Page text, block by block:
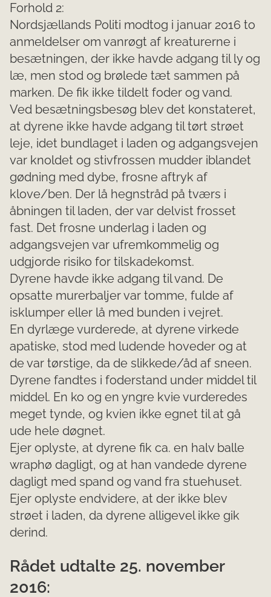
Forhold 2:
Nordsjællands Politi modtog i januar 2016 to
anmeldelser om vanrøgt af kreaturerne i
besætningen, der ikke havde adgang til ly og
læ, men stod og brølede tæt sammen på
marken. De fik ikke tildelt foder og vand.
Ved besætningsbesøg blev det konstateret,
at dyrene ikke havde adgang til tørt strøet
leje, idet bundlaget i laden og adgangsvejen
var knoldet og stivfrossen mudder iblandet
gødning med dybe, frosne aftryk af
klove/ben. Der lå hegnstråd på tværs i
åbningen til laden, der var delvist frosset
fast. Det frosne underlag i laden og
adgangsvejen var ufremkommelig og
udgjorde risiko for tilskadekomst.
Dyrene havde ikke adgang til vand. De
opsatte murerbaljer var tomme, fulde af
isklumper eller lå med bunden i vejret.
En dyrlæge vurderede, at dyrene virkede
apatiske, stod med ludende hoveder og at
de var tørstige, da de slikkede/åd af sneen.
Dyrene fandtes i foderstand under middel til
middel. En ko og en yngre kvie vurderedes
meget tynde, og kvien ikke egnet til at gå
ude hele døgnet.
Ejer oplyste, at dyrene fik ca. en halv balle
wraphø dagligt, og at han vandede dyrene
dagligt med spand og vand fra stuehuset.
Ejer oplyste endvidere, at der ikke blev
strøet i laden, da dyrene alligevel ikke gik
derind.
Rådet udtalte 25. november
2016: